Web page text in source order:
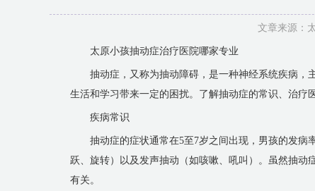
文章来源：
太原小孩抽动症治疗医院哪家专业
抽动症，又称为抽动障碍，是一种神经系统疾病，
生活和学习带来一定的困扰。了解抽动症的常识、治疗
疾病常识
抽动症的症状通常在5至7岁之间出现，男孩的发
跃、旋转）以及发声抽动（如咳嗽、吼叫）。虽然抽动
有关。